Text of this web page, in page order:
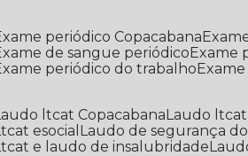
Exame periódico Copacabana
Exame de sangue periódico
Exame periódico do trabalho
Laudo ltcat Copacabana Laudo
Ltcat esocial
Laudo de segurança
Ltcat e laudo de insalubridade